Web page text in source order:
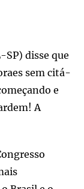
SP) disse que
sem citá-
e
A